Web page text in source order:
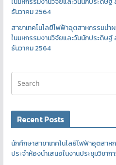
ธันวาคม 2564
สาขาเทคโนโลยีไฟฟ้าอุตสาหกรรมน
ในมหกรรมงานวิจัยและวันนักประดิษฐ์
ธันวาคม 2564
Recent Posts
นักศึกษาสาขาเทคโนโลยีไฟฟ้าอุตสาห
ประจำห้องนำเสนอในงานประชุมวิชาก